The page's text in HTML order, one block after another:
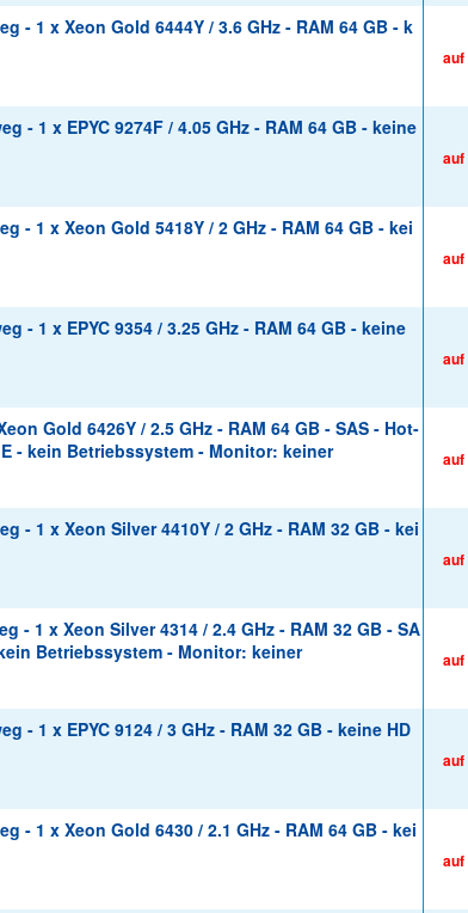
- 1 x Xeon Gold 6444Y / 3.6 GHz - RAM 64 GB - k
- 1 x EPYC 9274F / 4.05 GHz - RAM 64 GB - keine
- 1 x Xeon Gold 5418Y / 2 GHz - RAM 64 GB - kei
- 1 x EPYC 9354 / 3.25 GHz - RAM 64 GB - keine
Gold 6426Y / 2.5 GHz - RAM 64 GB - SAS - Hot-
- kein Betriebssystem - Monitor: keiner
- 1 x Xeon Silver 4410Y / 2 GHz - RAM 32 GB - kei
- 1 x Xeon Silver 4314 / 2.4 GHz - RAM 32 GB - SA
Betriebssystem - Monitor: keiner
- 1 x EPYC 9124 / 3 GHz - RAM 32 GB - keine HD
- 1 x Xeon Gold 6430 / 2.1 GHz - RAM 64 GB - kei